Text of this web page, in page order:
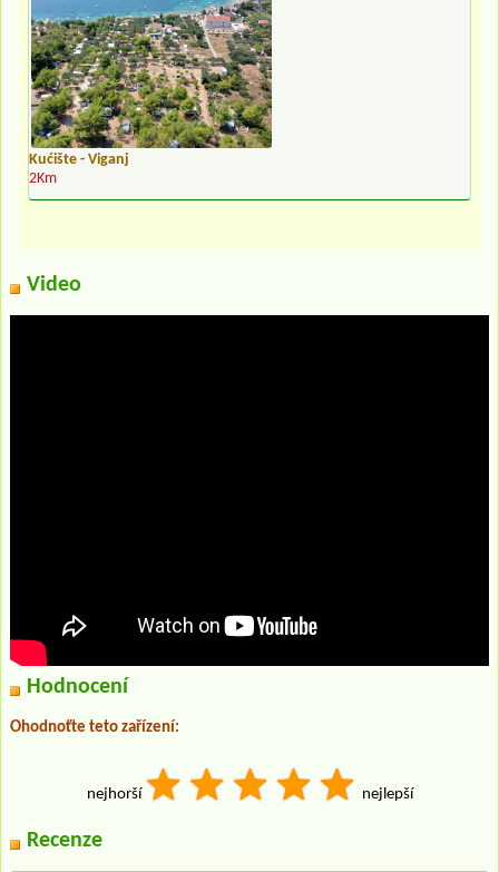
Kućište - Viganj
2Km
Video
Hodnocení
Ohodnoťte teto zařízení:
nejhorší nejlepší
Recenze